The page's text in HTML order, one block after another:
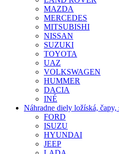
MAZDA
MERCEDES
MITSUBISHI
NISSAN
SUZUKI
TOYOTA
UAZ
VOLKSWAGEN
HUMMER
DACIA
INÉ
Náhradne diely ložíská,
FORD
ISUZU
HYUNDAI
JEEP